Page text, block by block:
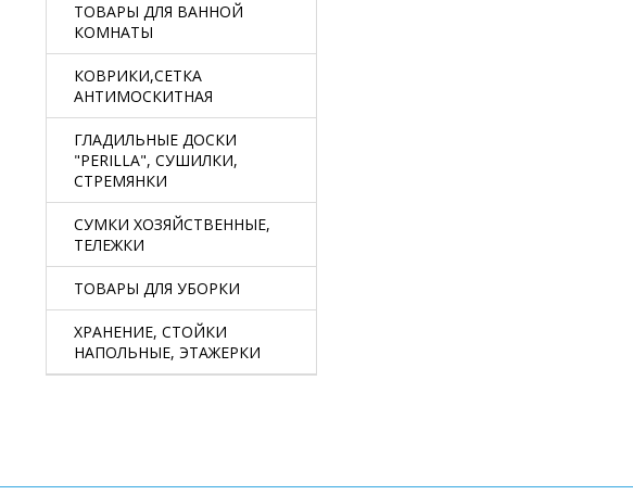
ТОВАРЫ ДЛЯ ВАННОЙ
КОМНАТЫ
КОВРИКИ,СЕТКА
АНТИМОСКИТНАЯ
ГЛАДИЛЬНЫЕ ДОСКИ
"PERILLA", СУШИЛКИ,
СТРЕМЯНКИ
СУМКИ ХОЗЯЙСТВЕННЫЕ,
ТЕЛЕЖКИ
ТОВАРЫ ДЛЯ УБОРКИ
ХРАНЕНИЕ, СТОЙКИ
НАПОЛЬНЫЕ, ЭТАЖЕРКИ